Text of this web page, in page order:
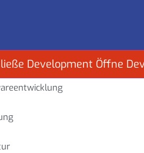
Development Öffne